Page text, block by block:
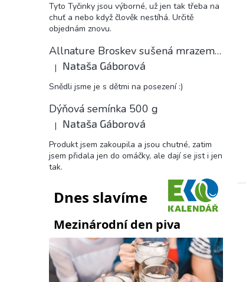
Tyto Tyčinky jsou výborné, už jen tak třeba na
chuť a nebo když člověk nestíhá. Určitě
objednám znovu.
Allnature Broskev sušená mrazem plátky, 15 g
Hodnocení produktu je 5 z 5 hvězdiček.
| Nataša Gáborová
Snědli jsme je s dětmi na posezení :)
Dýňová semínka 500 g
Hodnocení produktu je 5 z 5 hvězdiček.
| Nataša Gáborová
Produkt jsem zakoupila a jsou chutné, zatim
jsem přidala jen do omáčky, ale dají se jist i jen
tak.